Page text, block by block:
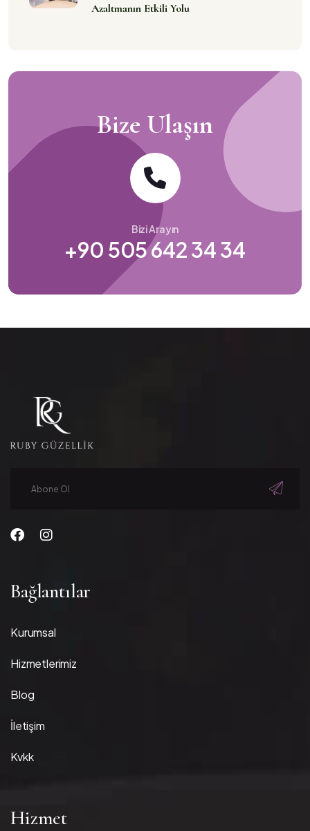
Azaltmanın Etkili Yolu
Bize Ulaşın
Bizi Arayın
+90 505 642 34 34
Bağlantılar
Kurumsal
Hizmetlerimiz
Blog
İletişim
Kvkk
Hizmet